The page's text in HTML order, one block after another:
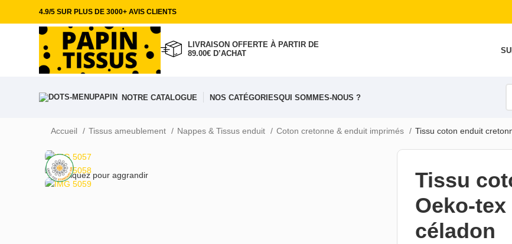
4.9/5 SUR PLUS DE 3000+ AVIS CLIENTS
LIVRAISON OFFERTE À PARTIR DE
89.00€ D’ACHAT
NOTRE CATALOGUE NOS CATÉGORIESQUI SOMMES-NOUS ?
Accueil Tissus ameublement Nappes & Tissus enduit Coton cretonne & enduit imprimés Tissu coton enduit
Cliquez pour aggrandir
Tissu
Oeko-tex
céladon